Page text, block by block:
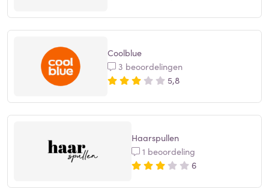
Coolblue
3 beoordelingen
5,8
Haarspullen
1 beoordeling
6